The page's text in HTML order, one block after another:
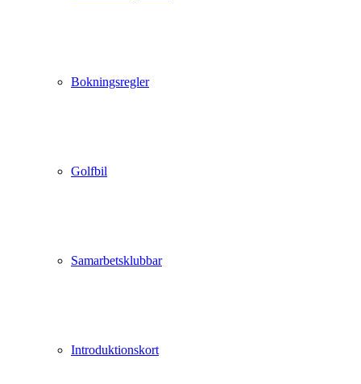
Bokningsregler
Golfbil
Samarbetsklubbar
Introduktionskort